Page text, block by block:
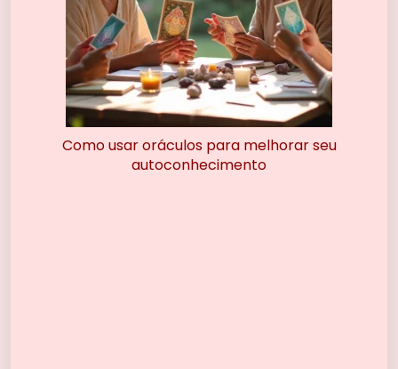
Como usar oráculos para melhorar seu
autoconhecimento